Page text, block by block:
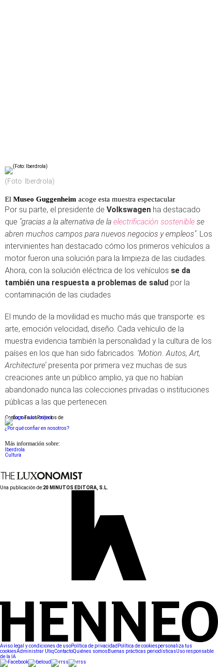
(Foto: Iberdrola)
El Museo Guggenheim acoge esta muestra espectacular
Por su parte, el presidente de Volkswagen ha destacado
que "gracias a la alternativa de la electrificación sostenible se
abren muchos campos para nuevos negocios y empleos". Los
intervinientes han destacado cómo los primeros vehículos a
motor fueron una solución para la limpieza de las ciudades.
Ahora, con la solución eléctrica de los vehículos se da
también una respuesta a problemas de salud por la
contaminación de las ciudades
El mundo de la movilidad es mucho más que transporte: es
arte, emoción velocidad, diseño. Cada vehículo de la
muestra evidencia también la personalidad y la cultura de los
países en los que han sido fabricados. ‘Motion. Autos, Art,
Architecture’presenta por primera vez muchas de sus
creaciones ante un público amplio, ya que no habían
abandonado nunca las colecciones privadas o instituciones
públicas a las que pertenecen.
Conforme a los criterios de
¿Por qué confiar en nosotros?
Más información sobre:
Iberdrola
Cultura
Una publicación de:20 MINUTOS EDITORA, S.L.
Aviso legal y condiciones de usoPolítica de privacidad Política de cookiespersonaliza tus
cookiesAdministrar UtiqContactoQuiénes somos Buenas prácticas periodísticasUso responsable
de la IA